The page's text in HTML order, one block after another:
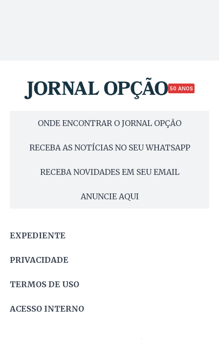
50 ANOS
ONDE ENCONTRAR O JORNAL OPÇÃO
RECEBA AS NOTÍCIAS NO SEU WHATSAPP
RECEBA NOVIDADES EM SEU EMAIL
ANUNCIE AQUI
EXPEDIENTE
PRIVACIDADE
TERMOS DE USO
ACESSO INTERNO